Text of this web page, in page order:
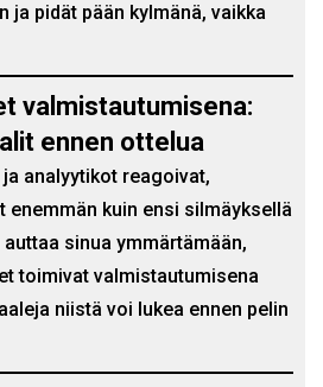
ja pidät pään kylmänä, vaikka
valmistautumisena:
ennen ottelua
analyytikot reagoivat,
enemmän kuin ensi silmäyksellä
sinua ymmärtämään,
toimivat valmistautumisena
niistä voi lukea ennen pelin